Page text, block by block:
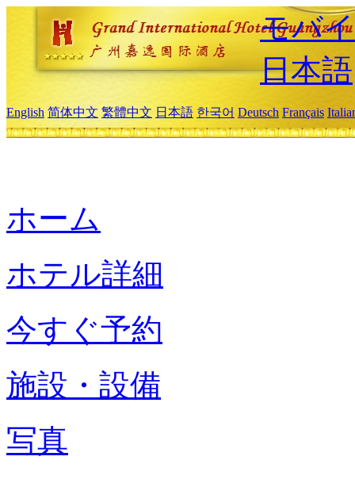
モバ
日本語
English 简体中文 繁體中文 日本語 한국어 Deutsch Français
ホーム
ホテル詳細
今すぐ予約
施設・設備
写真